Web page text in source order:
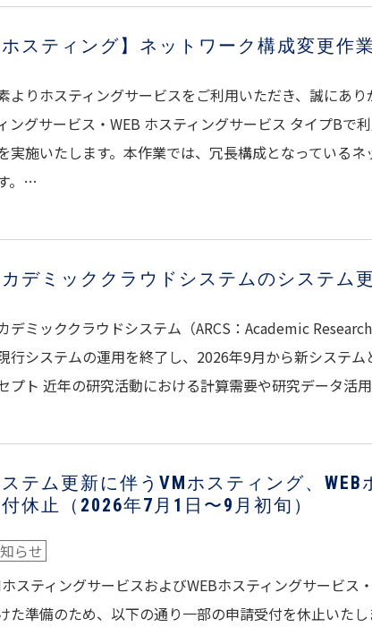
ホスティング】ネットワーク構成変更作
よりホスティングサービスをご利用いただき、誠にあ
ングサービス・WEB ホスティングサービス タイプBで
実施いたします。本作業では、冗長構成となっている
。…
デミッククラウドシステムのシステム
デミッククラウドシステム（ARCS：Academic
行システムの運用を終了し、2026年9月から新システ
プト 近年の研究活動における計算需要や研究データ活
テム更新に伴うVMホスティング、
休止（2026年7月1日〜9月初旬）
らせ
スティングサービスおよびWEBホスティングサービス
た準備のため、以下の通り一部の申請受付を休止いた